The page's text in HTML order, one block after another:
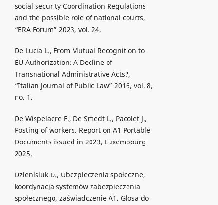
social security Coordination Regulations
and the possible role of national courts,
“ERA Forum” 2023, vol. 24.
De Lucia L., From Mutual Recognition to
EU Authorization: A Decline of
Transnational Administrative Acts?,
“Italian Journal of Public Law” 2016, vol. 8,
no. 1.
De Wispelaere F., De Smedt L., Pacolet J.,
Posting of workers. Report on A1 Portable
Documents issued in 2023, Luxembourg
2025.
Dzienisiuk D., Ubezpieczenia społeczne,
koordynacja systemów zabezpieczenia
społecznego, zaświadczenie A1. Glosa do